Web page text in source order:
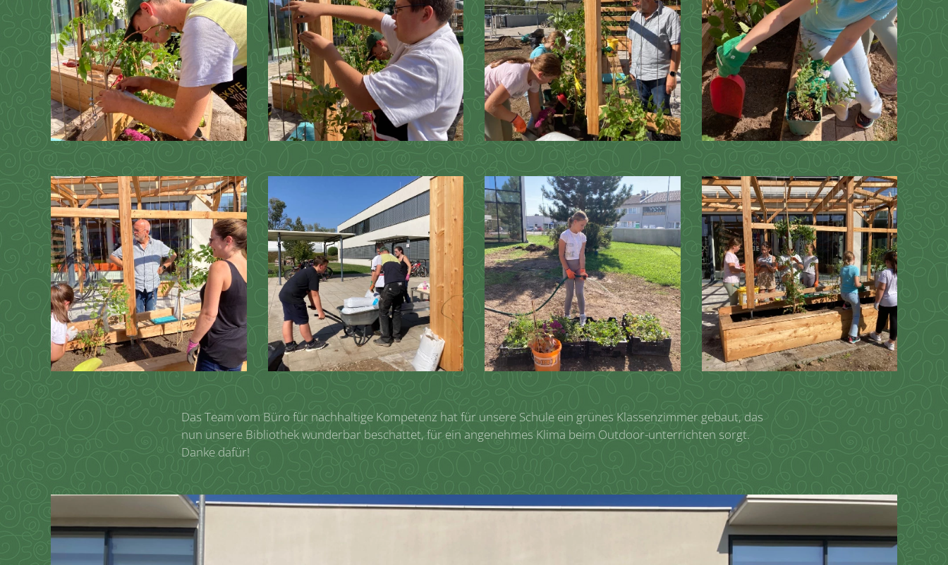
Das Team vom Büro für nachhaltige Kompetenz hat für unsere Schule ein grünes Klassenzimmer gebaut, das
nun unsere Bibliothek wunderbar beschattet, für ein angenehmes Klima beim Outdoor-unterrichten sorgt.
Danke dafür!